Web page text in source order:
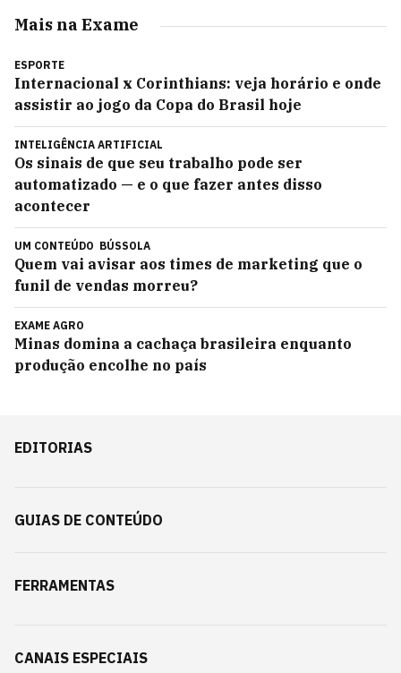
Mais na Exame
ESPORTE
Internacional x Corinthians: veja horário e onde
assistir ao jogo da Copa do Brasil hoje
INTELIGÊNCIA ARTIFICIAL
Os sinais de que seu trabalho pode ser
automatizado — e o que fazer antes disso
acontecer
UM CONTEÚDO BÚSSOLA
Quem vai avisar aos times de marketing que o
funil de vendas morreu?
EXAME AGRO
Minas domina a cachaça brasileira enquanto
produção encolhe no país
EDITORIAS
GUIAS DE CONTEÚDO
FERRAMENTAS
CANAIS ESPECIAIS